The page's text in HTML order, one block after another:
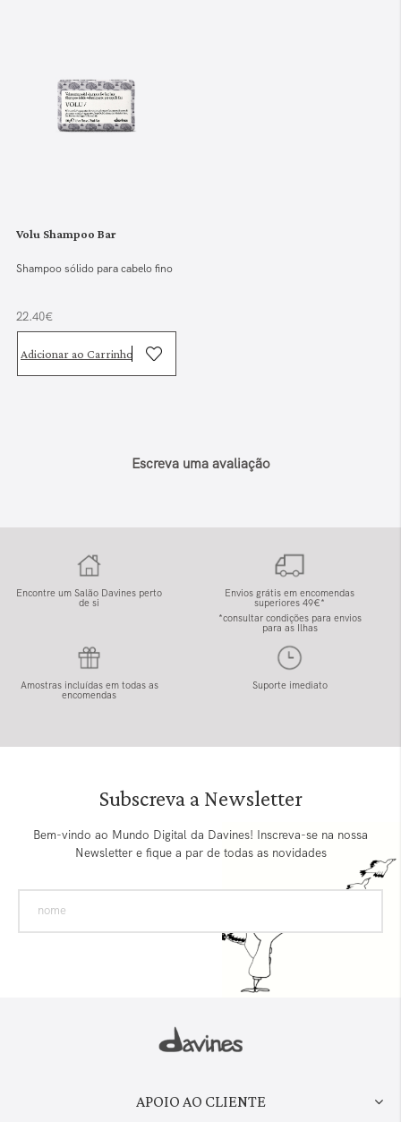
Volu Shampoo Bar
Shampoo sólido para cabelo fino
22.40€
Adicionar ao Carrinho
Escreva uma avaliação
Encontre um Salão Davines perto
de si
Envios grátis em encomendas
superiores 49€*
*consultar condições para envios
para as Ilhas
Amostras incluídas em todas as
encomendas
Suporte imediato
Subscreva a Newsletter
Bem-vindo ao Mundo Digital da Davines! Inscreva-se na nossa
Newsletter e fique a par de todas as novidades
APOIO AO CLIENTE